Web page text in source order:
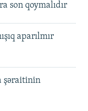
son qoymalıdır
aparılmır
şəraitinin